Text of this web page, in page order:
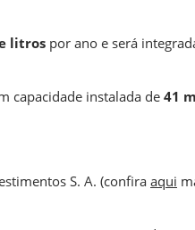
litros por ano e será
capacidade instalada de 41
S. A. (confiraaqui